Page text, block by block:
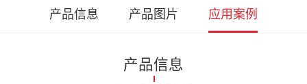
产品信息 产品图片 应用案例
产品信息